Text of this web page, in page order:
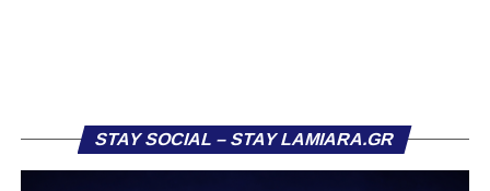
ευκαιρία, η Λαμία κατάφερε να ανοίξει το σκορ. Στο 26’,
STAY SOCIAL – STAY LAMIARA.GR